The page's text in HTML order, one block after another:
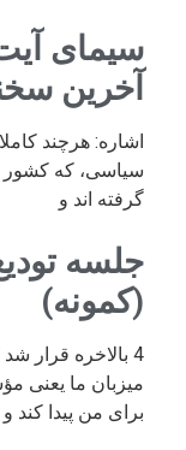
سیمای
آخرین
اشاره: هرچند
سیاسی، که کشور
گرفته اند و
جلسه
(کمونه)
4 بالاخره قرار
میزبان ما یعنی
برای من پیدا کند و